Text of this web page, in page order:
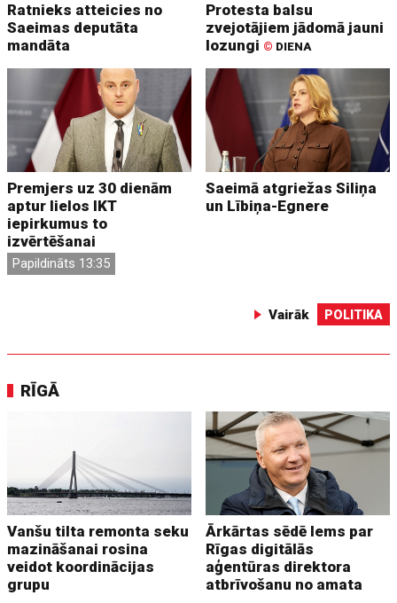
Ratnieks atteicies no
Saeimas deputāta
mandāta
Protesta balsu
zvejotājiem jādomā jauni
lozungi © DIENA
Premjers uz 30 dienām
aptur lielos IKT
iepirkumus to
izvērtēšanai
Papildināts 13:35
Saeimā atgriežas Siliņa
un Lībiņa-Egnere
Vairāk POLITIKA
RĪGĀ
Vanšu tilta remonta seku
mazināšanai rosina
veidot koordinācijas
grupu
Ārkārtas sēdē lems par
Rīgas digitālās
aģentūras direktora
atbrīvošanu no amata